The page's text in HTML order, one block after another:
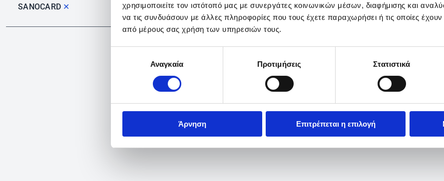
χρησιμοποιείτε τον ιστότοπό μας με συνεργάτες κοινωνικών μέσων, διαφήμισης και
να τις συνδυάσουν με άλλες πληροφορίες που τους έχετε παραχωρήσει ή τις οποίες
από μέρους σας χρήση των υπηρεσιών τους.
συγκατάθεσηςΑναγκαία Προτιμήσεις Στατιστικά
Άρνηση Επιτρέπεται η επιλογή
SANOCARD ✕